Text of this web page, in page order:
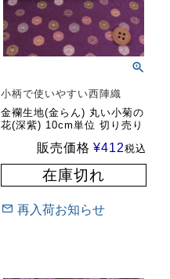
小柄で使いやすい西陣織
金襴生地(金らん) 丸い小菊の
花(深紫) 10cm単位 切り売り
販売価格 ¥412税込
在庫切れ
再入荷お知らせ